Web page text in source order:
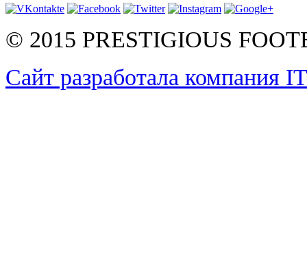
© 2015 PRESTIGIOUS
Сайт разработала компания